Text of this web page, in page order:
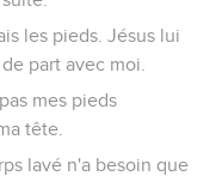
les pieds. Jésus lui
part avec moi.
mes pieds
tête.
lavé n'a besoin que